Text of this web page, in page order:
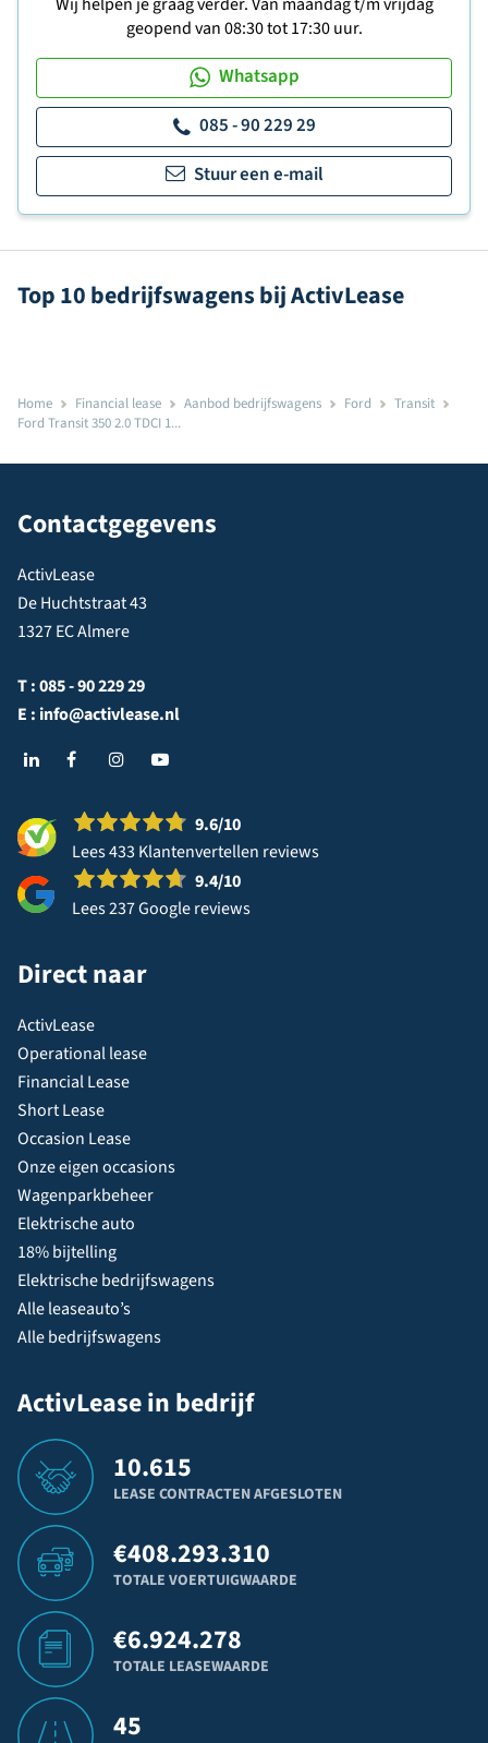
geopend van 08:30 tot 17:30 uur.
Whatsapp
085 - 90 229 29
Stuur een e-mail
Top 10 bedrijfswagens bij ActivLease
Home Financial lease Aanbod bedrijfswagens Ford
Transit
Ford Transit 350 2.0 TDCI 1...
Contactgegevens
ActivLease
De Huchtstraat 43
1327 EC Almere
T :085 - 90 229 29
E : info@activlease.nl
9.6/10
Lees 433 Klantenvertellen reviews
9.4/10
Lees 237 Google reviews
Direct naar
ActivLease
Operational lease
Financial Lease
Short Lease
Occasion Lease
Onze eigen occasions
Wagenparkbeheer
Elektrische auto
18% bijtelling
Elektrische bedrijfswagens
Alle leaseauto’s
Alle bedrijfswagens
ActivLease in bedrijf
10.615
LEASE CONTRACTEN AFGESLOTEN
€408.293.310
TOTALE VOERTUIGWAARDE
€6.924.278
TOTALE LEASEWAARDE
45